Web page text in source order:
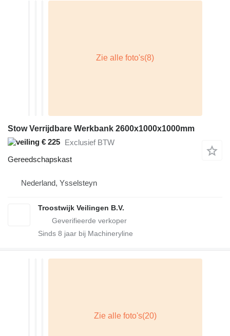
Stow Verrijdbare Werkbank 2600x1000x1000mm
€ 225 Exclusief BTW
Gereedschapskast
Nederland, Ysselsteyn
Troostwijk Veilingen B.V.
Sinds 8 jaar bij Machineryline